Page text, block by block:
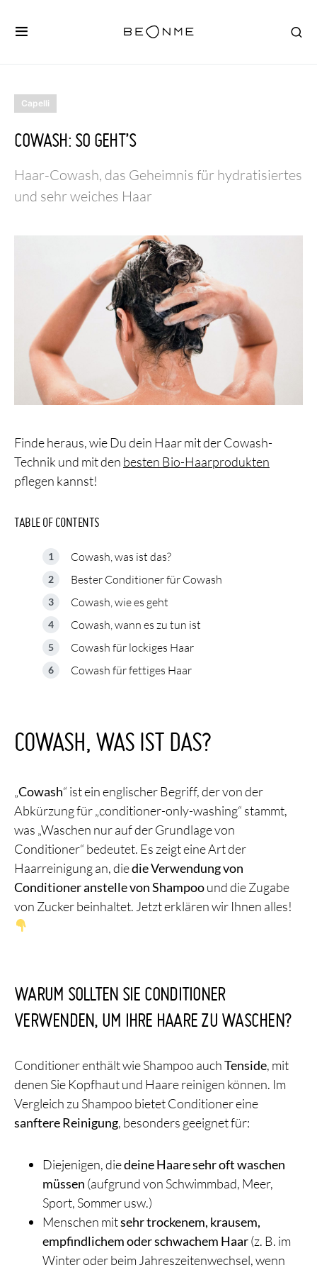
Capelli
COWASH: SO GEHT’S
Haar-Cowash, das Geheimnis für hydratisiertes
und sehr weiches Haar
Finde heraus, wie Du dein Haar mit der Cowash-
Technik und mit den besten Bio-Haarprodukten
pflegen kannst!
TABLE OF CONTENTS
Cowash, was ist das?
Bester Conditioner für Cowash
Cowash, wie es geht
Cowash, wann es zu tun ist
Cowash für lockiges Haar
Cowash für fettiges Haar
COWASH, WAS IST DAS?
„Cowash“ ist ein englischer Begriff, der von der
Abkürzung für „conditioner-only-washing“ stammt,
was „Waschen nur auf der Grundlage von
Conditioner“ bedeutet. Es zeigt eine Art der
Haarreinigung an, diedie Verwendung von
Conditioner anstelle von Shampoound die Zugabe
von Zucker beinhaltet. Jetzt erklären wir Ihnen alles!
WARUM SOLLTEN SIE CONDITIONER
VERWENDEN, UM IHRE HAARE ZU WASCHEN?
Conditioner enthält wie Shampoo auchTenside, mit
denen Sie Kopfhaut und Haare reinigen können. Im
Vergleich zu Shampoo bietet Conditioner eine
sanftere Reinigung, besonders geeignet für:
Diejenigen, diedeine Haare sehr oft waschen
müssen (aufgrund von Schwimmbad, Meer,
Sport, Sommer usw.)
Menschen mitsehr trockenem, krausem,
empfindlichem oder schwachem Haar(z. B. im
Winter oder beim Jahreszeitenwechsel, wenn